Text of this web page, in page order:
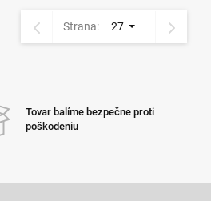
Strana: 27
Tovar balíme bezpečne proti
poškodeniu